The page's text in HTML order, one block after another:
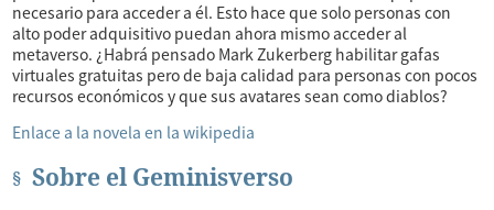
necesario para acceder a él. Esto hace que solo personas con
alto poder adquisitivo puedan ahora mismo acceder al
metaverso. ¿Habrá pensado Mark Zukerberg habilitar gafas
virtuales gratuitas pero de baja calidad para personas con pocos
recursos económicos y que sus avatares sean como diablos?
Enlace a la novela en la wikipedia
Sobre el Geminisverso